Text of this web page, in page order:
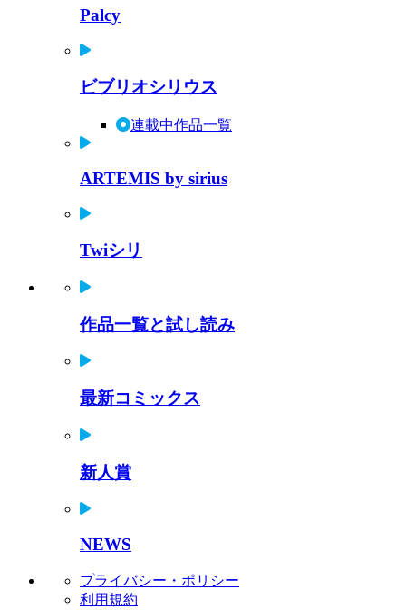
Palcy
ビブリオシリウス
連載中作品一覧
ARTEMIS by sirius
Twiシリ
作品一覧と試し読み
最新コミックス
新人賞
NEWS
プライバシー・ポリシー
利用規約